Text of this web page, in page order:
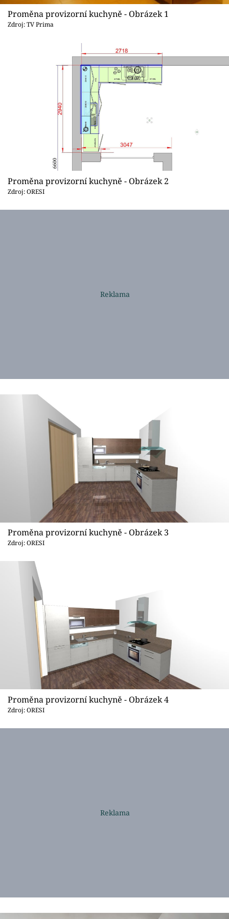
Proměna provizorní kuchyně - Obrázek 1
Zdroj: TV Prima
Proměna provizorní kuchyně - Obrázek 2
Zdroj: ORESI
Proměna provizorní kuchyně - Obrázek 3
Zdroj: ORESI
Proměna provizorní kuchyně - Obrázek 4
Zdroj: ORESI